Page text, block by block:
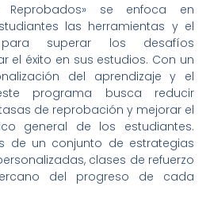
Reprobados» se enfoca en
las herramientas y el
superar los desafíos
el éxito en sus estudios. Con un
del aprendizaje y el
programa busca reducir
de reprobación y mejorar el
general de los estudiantes.
de un conjunto de estrategias
clases de refuerzo
del progreso de cada